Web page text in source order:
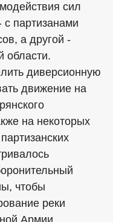
сил
партизанами
а другой -
области.
диверсионную
движение на
на некоторых
чтобы
реки
Армии.